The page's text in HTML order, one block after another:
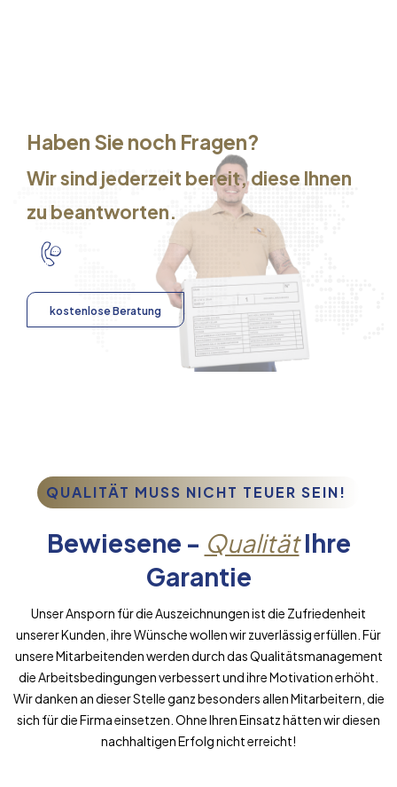
Haben Sie noch Fragen?
Wir sind jederzeit bereit, diese Ihnen
zu beantworten.
kostenlose Beratung
QUALITÄT MUSS NICHT TEUER SEIN!
Bewiesene - QualitätIhre
Garantie
Unser Ansporn für die Auszeichnungen ist die Zufriedenheit
unserer Kunden, ihre Wünsche wollen wir zuverlässig erfüllen. Für
unsere Mitarbeitenden werden durch das Qualitätsmanagement
die Arbeitsbedingungen verbessert und ihre Motivation erhöht.
Wir danken an dieser Stelle ganz besonders allen Mitarbeitern, die
sich für die Firma einsetzen. Ohne Ihren Einsatz hätten wir diesen
nachhaltigen Erfolg nicht erreicht!